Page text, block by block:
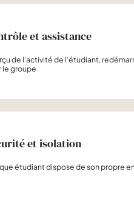
et assistance
de l’activité de l’étudiant,
le groupe
et isolation
étudiant dispose de son propre